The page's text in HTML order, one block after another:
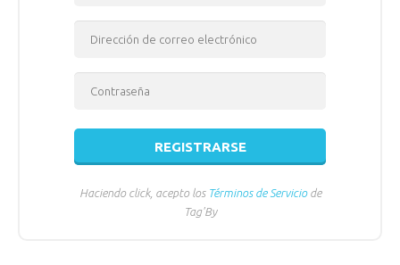
REGISTRARSE
Haciendo click, acepto los Términos de Serviciode
Tag'By